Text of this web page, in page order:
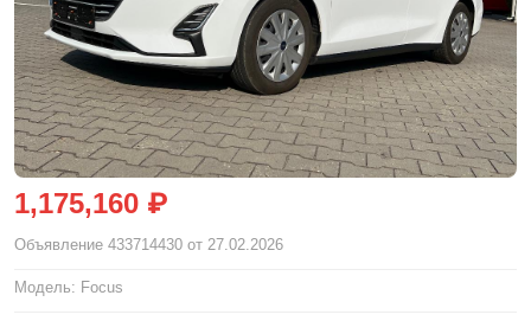
1,175,160 ₽
Объявление 433714430 от 27.02.2026
Модель: Focus